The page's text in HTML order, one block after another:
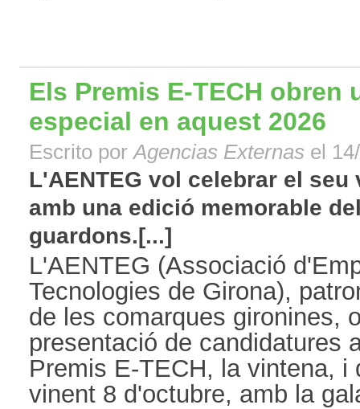
Els Premis E-TECH obren
especial en aquest 2026
Escrito porAgencias Externas el
L'AENTEG vol celebrar el
amb una edició memorable
guardons.[...]
L'AENTEG (Associació
Tecnologies de Girona),
de les comarques gironines,
presentació de candidatures
Premis E-TECH, la vintena, i
vinent 8 d'octubre, amb la